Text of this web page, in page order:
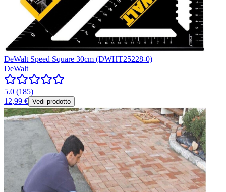
DeWalt Speed Square 30cm (DWHT25228-0)
DeWalt
5.0 (185)
12,99 € Vedi prodotto